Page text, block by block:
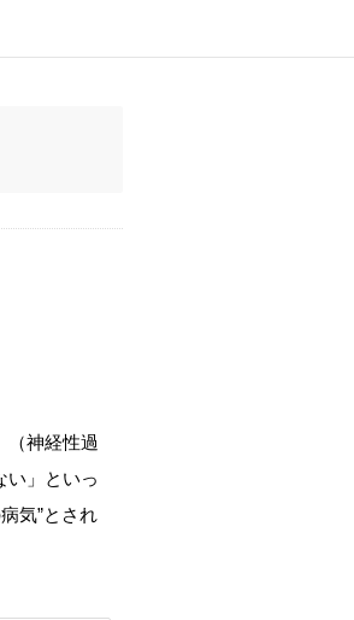
（神経性過
い」といっ
気”とされ